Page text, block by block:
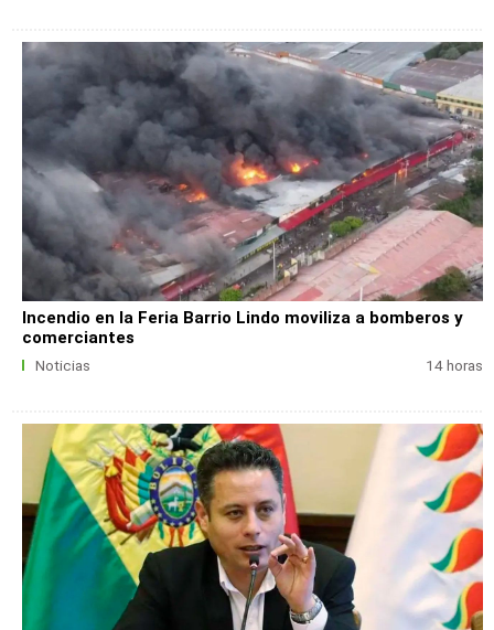
Incendio en la Feria Barrio Lindo moviliza a bomberos y
comerciantes
Noticias 14 horas